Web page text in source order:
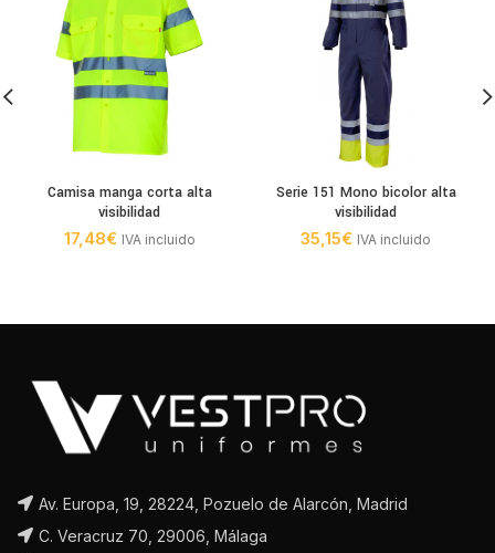
Camisa manga corta alta
visibilidad
17,48€ IVA incluido
Serie 151 Mono bicolor alta
visibilidad
35,15€ IVA incluido
Av. Europa, 19, 28224, Pozuelo de Alarcón, Madrid
C. Veracruz 70, 29006, Málaga